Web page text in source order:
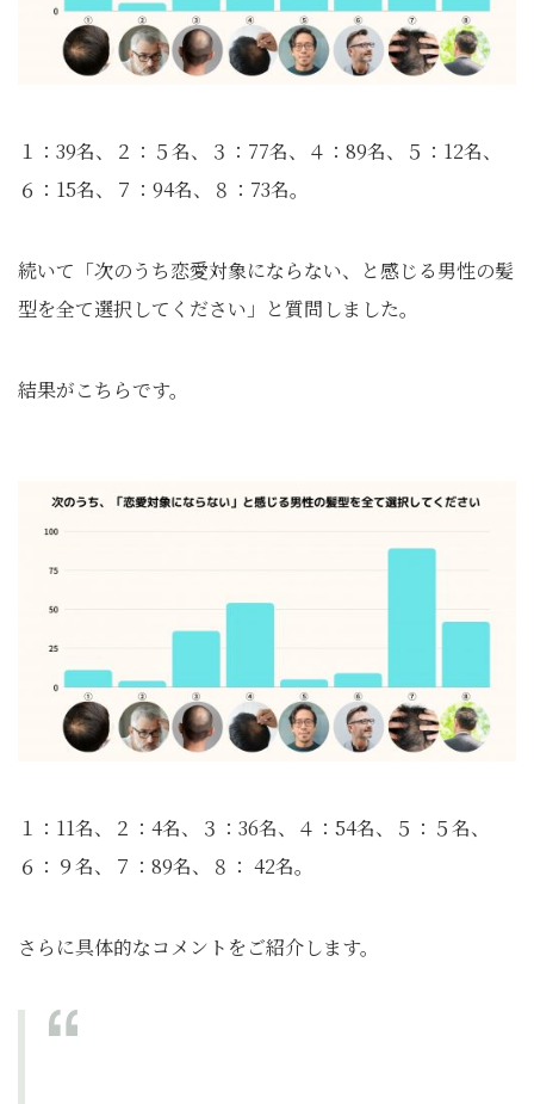
１：39名、２：５名、３：77名、４：89名、５：12名、
６：15名、７：94名、８：73名。
続いて「次のうち恋愛対象にならない、と感じる男性の髪
型を全て選択してください」と質問しました。
結果がこちらです。
１：11名、２：4名、３：36名、４：54名、５：５名、
６：９名、７：89名、８： 42名。
さらに具体的なコメントをご紹介します。